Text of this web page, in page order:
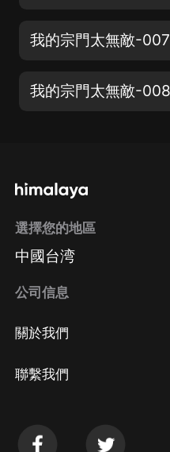
選擇您的地區
中國台湾
公司信息
關於我們
聯繫我們